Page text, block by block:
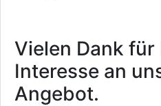
Vielen Dank für
Interesse an
Angebot.